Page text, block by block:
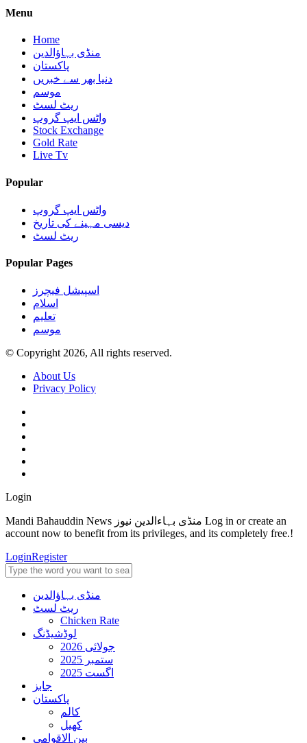
Menu
Home
منڈی بہاؤالدین
پاکستان
دنیا بھر سے خبریں
موسم
ریٹ لسٹ
واٹس ایپ گروپ
Stock Exchange
Gold Rate
Live Tv
Popular
واٹس ایپ گروپ
دیسی مہینے کی تاریخ
ریٹ لسٹ
Popular Pages
اسپیشل فیچرز
اسلام
تعلیم
موسم
© Copyright 2026, All rights reserved.
About Us
Privacy Policy
Login
Mandi Bahauddin News منڈی بہاءالدین نیوز Log in or create an
account now to benefit from its privileges, and its completely free.!
LoginRegister
منڈی بہاؤالدین
ریٹ لسٹ
Chicken Rate
لوڈشیڈنگ
جولائی 2026
ستمبر 2025
اگست 2025
جابز
پاکستان
کالم
کھیل
بین الاقوامی